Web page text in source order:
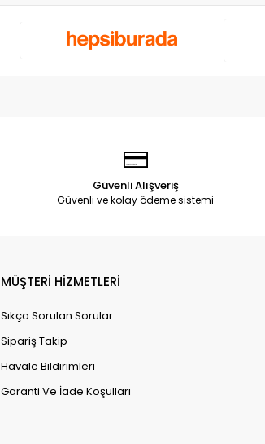
Güvenli Alışveriş
Güvenli ve kolay ödeme sistemi
MÜŞTERİ HİZMETLERİ
Sıkça Sorulan Sorular
Sipariş Takip
Havale Bildirimleri
Garanti Ve İade Koşulları